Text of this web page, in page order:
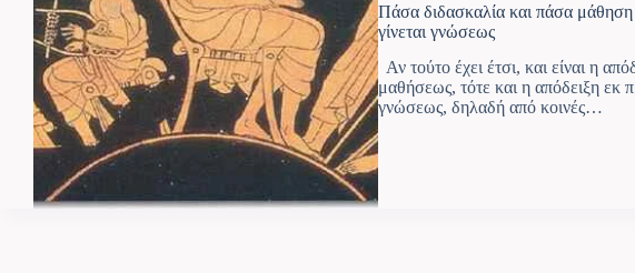
Πάσα διδασκαλία και πάσα μάθηση
γίνεται γνώσεως
Αν τούτο έχει έτσι, και είναι η
μαθήσεως, τότε και η απόδειξη εκ
γνώσεως, δηλαδή από κοινές…